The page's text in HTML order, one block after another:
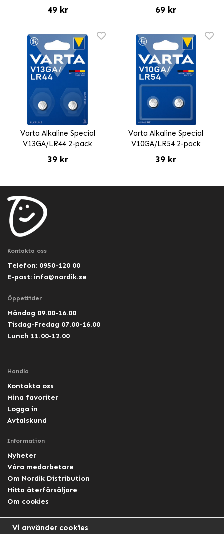
49 kr 69 kr
Varta Alkaline Special
V13GA/LR44 2-pack
39 kr
Varta Alkaline Special
V10GA/LR54 2-pack
39 kr
Kontakta oss
Telefon: 0950-120 00
E-post: info@nordik.se
Öppettider
Måndag 09.00-16.00
Tisdag-Fredag 07.00-16.00
Lunch 11.00-12.00
Handla
Kontakta oss
Mina favoriter
Logga in
Avtalskund
Information
Nyheter
Våra medarbetare
Om Nordik Distribution
Hitta återförsäljare
Om cookies
Vi använder cookies